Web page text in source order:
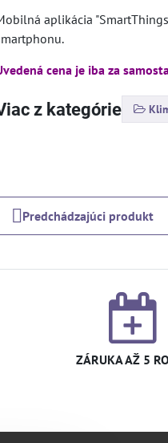
aplikácia
cena je iba za
z kategórie
Predchádzajúci produkt
ZÁRUKA AŽ 5